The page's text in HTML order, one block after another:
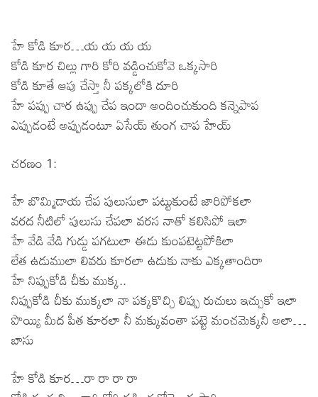
హే కోడి కూర…య య య య
కోడి కూర చిల్లు గారి కోరి వడ్డించుకోవె ఒక్కసారి
కోడి కూతే ఆపు చేస్తా నీ పక్కలోకి దూరి
హే పప్పు చార ఉప్పు చేప ఇందా అందించుకుంది కన్నెపాప
ఎప్పుడంటే అప్పుడంటూ ఏసేయ్ తుంగ చాప హేయ్
చరణం 1:
హే బొమ్మిడాయ చేప పులుసులా పట్టుకుంటే జారిపోకలా
వరద నీటిలో పులుసు చేపలా వరస నాతో కలిసిపో ఇలా
హే వేడి వేడి గుడ్డు పగటులా ఈడు కుంపటెట్టపోకిలా
లేత ఉడుములా లివరు కూరలా ఉడుకు నాకు ఎక్కతాందిరా
హే నిప్పుకోడి చీకు ముక్క..
నిప్పుకోడి చీకు ముక్కలా నా పక్కకొచ్చి లిప్పు రుచులు ఇచ్చుకో ఇలా
పొయ్యి మీద పీత కూరలా నీ మక్కువంతా పట్టె మంచమెక్కనీ అలా…
బాసు
హే కోడి కూర…రా రా రా రా